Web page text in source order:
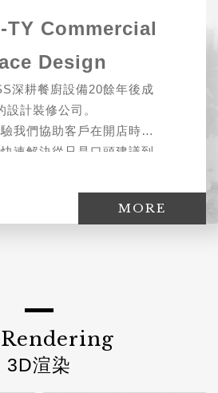
-TY Commercial
Design
深耕餐廚設備20餘年後成
設計裝修公司。
我們協助客戶在開店時遇
速解決從只是口頭建議到
客戶開店圓夢做出更多努
裝修領域後不同的行業別就
MORE
3D渲染